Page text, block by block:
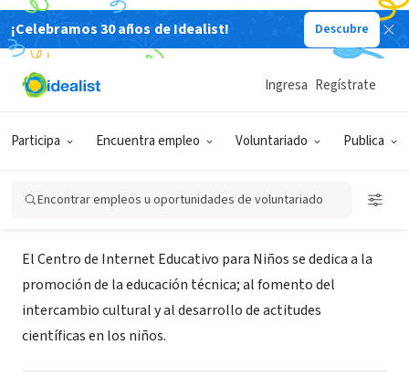
¡Celebramos 30 años de Idealist! Descubre
Participa Encuentra empleo Voluntariado Publica
Ingresa Regístrate
Encontrar empleos u oportunidades de voluntariado
ORGANIZACIÓN SIN FIN DE LUCRO
Centro de Internet Educativo para
Niños
XA, República Dominicana
Acerca de
El Centro de Internet Educativo para Niños se dedica a la
promoción de la educación técnica; al fomento del
intercambio cultural y al desarrollo de actitudes
científicas en los niños.